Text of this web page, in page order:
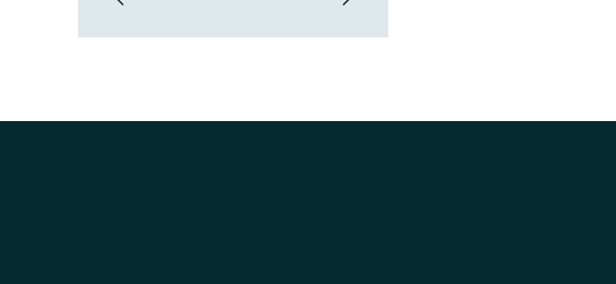
negocio